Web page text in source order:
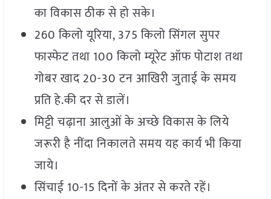
का विकास ठीक से हो सके।
260 किलो यूरिया, 375 किलो सिंगल सुपर
फास्फेट तथा 100 किलो म्यूरेट ऑफ पोटाश तथा
गोबर खाद 20-30 टन आखिरी जुताई के समय
प्रति हे.की दर से डालें।
मिट्टी चढ़ाना आलुओं के अच्छे विकास के लिये
जरूरी है नींदा निकालते समय यह कार्य भी किया
जाये।
सिंचाई 10-15 दिनों के अंतर से करते रहें।